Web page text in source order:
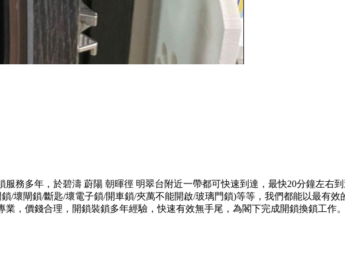
務多年，於碧濤 蔚陽 朝暉徑 明翠台附近一帶都可快速到達，最快20分鐘左右到
/壞閘鎖/斷匙/壞電子鎖/開車鎖/夾萬不能開啟/玻璃門鎖)等等，我們都能以最有效
，價錢合理，開鎖裝鎖多年經驗，快速有效無手尾，為閣下完成開鎖換鎖工作